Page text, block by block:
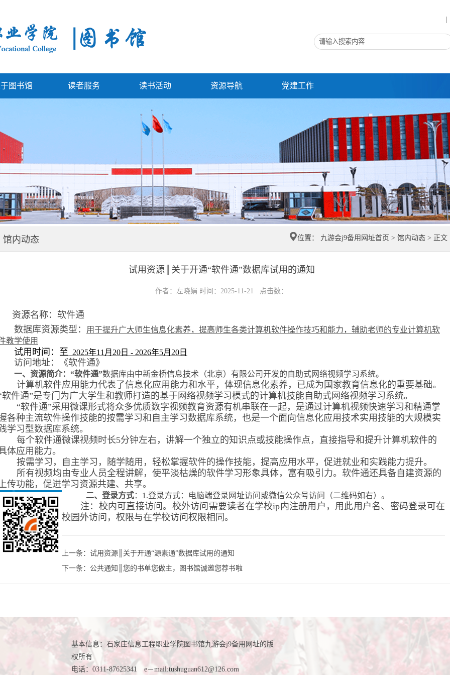
图书馆 读者服务 读书活动 资源导航 党建工作
馆内动态 位置： 九游会j9备用网址首页 > 馆内动态 > 正文
试用资源║关于开通“软件通”数据库试用的通知
作者：左晓娟 时间：2025-11-21 点击数：
资源名称：软件通
数据库资源类型：
用于提升广大师生信息化素养，提高师生各类计算机软件操作技巧和能力，辅助老师的专业计算机软
教学使用
试用时间：至 2025年11月20日 - 2026年5月20日
访问地址：《软件通》
一、 资源简介：“软件通”数据库由中新金桥信息技术（北京）有限公司开发的自助式网络视频学习系统。
计算机软件应用能力代表了信息化应用能力和水平，体现信息化素养，已成为国家教育信息化的重要基础。
软件通”是专门为广大学生和教师打造的基于网络视频学习模式的计算机技能自助式网络视频学习系统。
“软件通”采用微课形式将众多优质数字视频教育资源有机串联在一起，是通过计算机视频快速学习和精通掌
各种主流软件操作技能的按需学习和自主学习数据库系统，也是一个面向信息化应用技术实用技能的大规模实
学习型数据库系统。
每个软件通微课视频时长5分钟左右，讲解一个独立的知识点或技能操作点，直接指导和提升计算机软件的
体应用能力。
按需学习，自主学习，随学随用，轻松掌握软件的操作技能，提高应用水平，促进就业和实践能力提升。
所有视频均由专业人员全程讲解，使平淡枯燥的软件学习形象具体，富有吸引力。软件通还具备自建资源的
传功能，促进学习资源共建、共享。
二、登录方式：1.登录方式：电脑端登录网址访问 或微信公众号访问（二维码如右）。
注：校内可直接访问。校外访问需要读者在学校ip内注册用户，用此用户名、密码登录可在
校园外访问，权限与在学校访问权限相同。
上一条： 试用资源║关于开通“源素通”数据库试用的通知
下一条： 公共通知║您的书单您做主，图书馆诚邀您荐书啦
基本信息：石家庄信息工程职业学院图书馆九游会j9备用网址的版
权所有
电话：0311-87625341 e－mail:tushuguan612@126.com